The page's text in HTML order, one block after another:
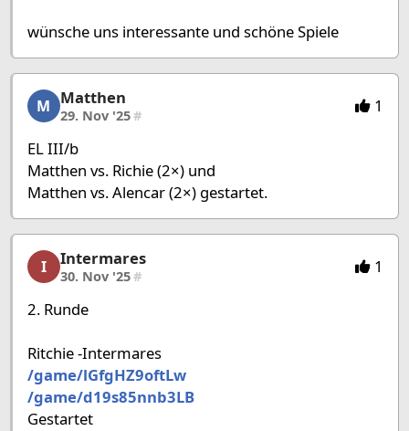
wünsche uns interessante und schöne Spiele
Matthen, 16/53, 29. Nov '25
M Matthen
29. Nov '25# 1
EL III/b
Matthen vs. Richie (2×) und
Matthen vs. Alencar (2×) gestartet.
Intermares, 17/53, 30. Nov '25
I Intermares
30. Nov '25# 1
2. Runde
Ritchie -Intermares
/game/lGfgHZ9oftLw
/game/d19s85nnb3LB
Gestartet